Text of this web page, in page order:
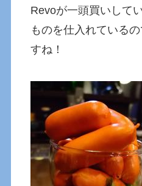
Revoが一頭買いして
ものを仕入れている
すね！